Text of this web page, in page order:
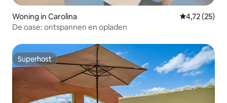
Woning in Carolina Gemiddelde
4,72 (25)
De oase: ontspannen en opladen
Superhost
Superhost